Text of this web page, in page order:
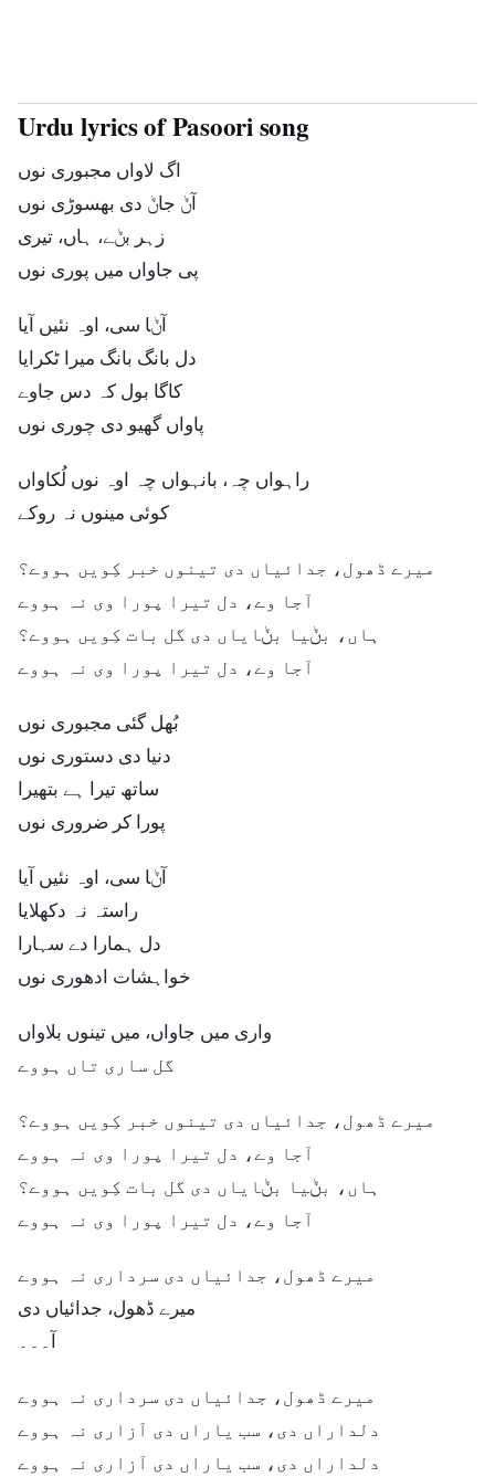
Urdu lyrics of Pasoori song
اگ لاواں مجبوری نوں
آݨ جاݨ دی بھسوڑی نوں
زہر بݨے، ہاں، تیری
پی جاواں میں پوری نوں
آݨا سی، اوہ نئیں آیا
دل بانگ بانگ میرا ٹکرایا
کاگا بول کہ دس جاوے
پاواں گھیو دی چوری نوں
راہواں چہ، بانہواں چہ اوہ نوں لُکاواں
کوئی مینوں نہ روکے
میرے ڈھول، جدائیاں دی تینوں خبر کِویں ہووے؟
آجا وے، دل تیرا پورا وی نہ ہووے
ہاں، بݨیا بݨایاں دی گل بات کِویں ہووے؟
آجا وے، دل تیرا پورا وی نہ ہووے
بُھل گئی مجبوری نوں
دنیا دی دستوری نوں
ساتھ تیرا ہے بتھیرا
پورا کر ضروری نوں
آݨا سی، اوہ نئیں آیا
راستہ نہ دکھلایا
دل ہمارا دے سہارا
خواہشات ادھوری نوں
واری میں جاواں، میں تینوں بلاواں
گل ساری تاں ہووے
میرے ڈھول، جدائیاں دی تینوں خبر کِویں ہووے؟
آجا وے، دل تیرا پورا وی نہ ہووے
ہاں، بݨیا بݨایاں دی گل بات کِویں ہووے؟
آجا وے، دل تیرا پورا وی نہ ہووے
میرے ڈھول، جدائیاں دی سرداری نہ ہووے
میرے ڈھول، جدائیاں دی
آ۔۔۔
میرے ڈھول، جدائیاں دی سرداری نہ ہووے
دلداراں دی، سب یاراں دی آزاری نہ ہووے
دلداراں دی، سب یاراں دی آزاری نہ ہووے